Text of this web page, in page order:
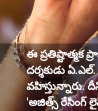
ఈ ప్రతిష్టాత్మక
దర్శకుడు
వహిస్తున్నారు.
'అజిత్స్ రేసింగ్